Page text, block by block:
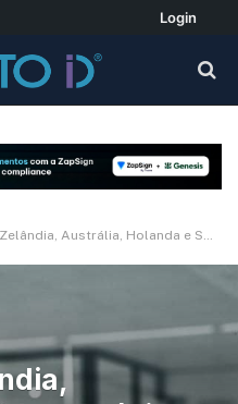
Login
e Suécia estão entre os países que estão de olho nos profissionais de TI brasileiro